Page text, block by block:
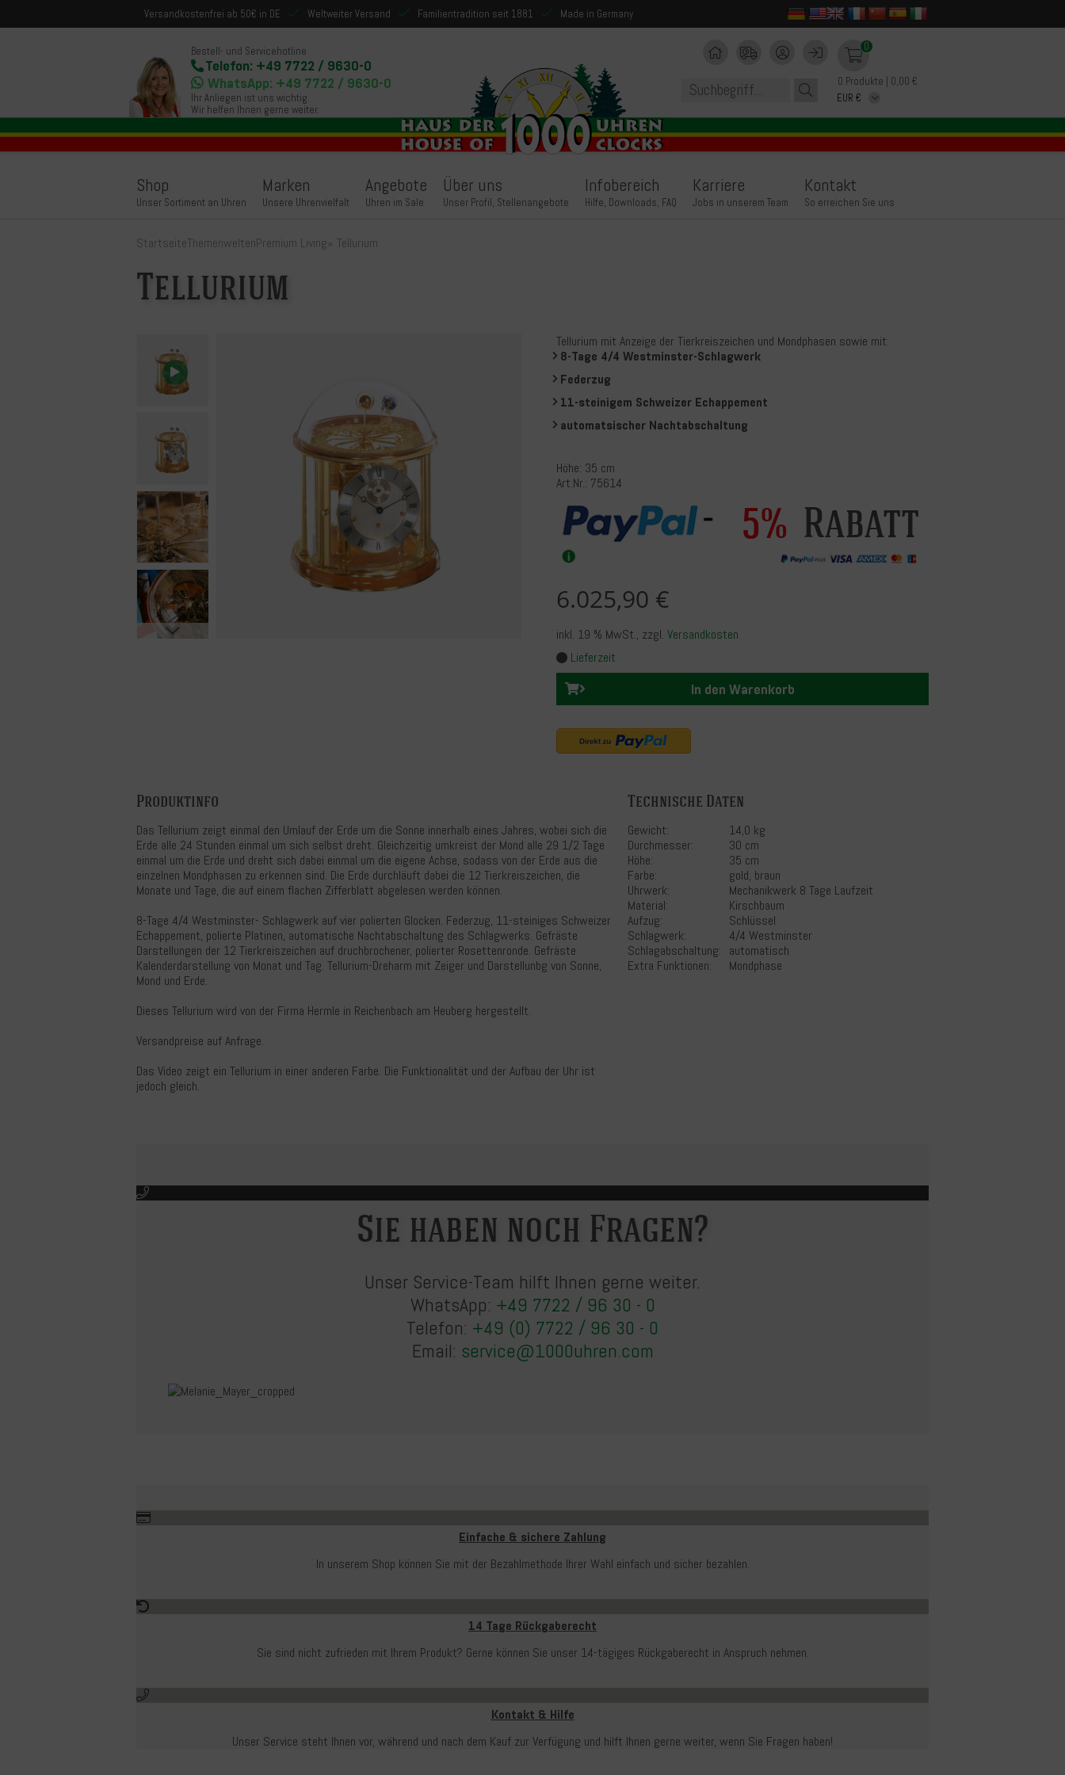
Versandkostenfrei ab 50€ in DE Weltweiter Versand Familientradition seit 1881 Made in Germany
Bestell- und Servicehotline
Telefon: +49 7722 / 9630-0
WhatsApp: +49 7722 / 9630-0
Ihr Anliegen ist uns wichtig.
Wir helfen Ihnen gerne weiter.
0
0 Produkte | 0,00 €
Shop
Unser Sortiment an Uhren
Marken
Unsere Uhrenvielfalt
Angebote
Uhren im Sale
Über uns
Unser Profil, Stellenangebote
Infobereich
Hilfe, Downloads, FAQ
Karriere
Jobs in unserem Team
Kontakt
So erreichen Sie uns
StartseiteThemenweltenPremium Living» Tellurium
Tellurium
Tellurium mit Anzeige der Tierkreiszeichen und Mondphasen sowie mit:
8-Tage 4/4 Westminster-Schlagwerk
Federzug
11-steinigem Schweizer Echappement
automatsischer Nachtabschaltung
Höhe: 35 cm
Art.Nr.: 75614
5% Rabatt
6.025,90 €
inkl. 19 % MwSt., zzgl. Versandkosten
Lieferzeit
In den Warenkorb
Produktinfo
Das Tellurium zeigt einmal den Umlauf der Erde um die Sonne innerhalb eines Jahres, wobei sich die
Erde alle 24 Stunden einmal um sich selbst dreht. Gleichzeitig umkreist der Mond alle 29 1/2 Tage
einmal um die Erde und dreht sich dabei einmal um die eigene Achse, sodass von der Erde aus die
einzelnen Mondphasen zu erkennen sind. Die Erde durchläuft dabei die 12 Tierkreiszeichen, die
Monate und Tage, die auf einem flachen Zifferblatt abgelesen werden können.
8-Tage 4/4 Westminster- Schlagwerk auf vier polierten Glocken. Federzug, 11-steiniges Schweizer
Echappement, polierte Platinen, automatische Nachtabschaltung des Schlagwerks. Gefräste
Darstellungen der 12 Tierkreiszeichen auf druchbrochener, polierter Rosettenronde. Gefräste
Kalenderdarstellung von Monat und Tag. Tellurium-Dreharm mit Zeiger und Darstellunbg von Sonne,
Mond und Erde.
Dieses Tellurium wird von der Firma Hermle in Reichenbach am Heuberg hergestellt.
Versandpreise auf Anfrage.
Das Video zeigt ein Tellurium in einer anderen Farbe. Die Funktionalität und der Aufbau der Uhr ist
jedoch gleich.
Technische Daten
Gewicht:
14,0 kg
Durchmesser:
30 cm
Höhe:
35 cm
Farbe:
gold, braun
Uhrwerk:
Mechanikwerk 8 Tage Laufzeit
Material:
Kirschbaum
Aufzug:
Schlüssel
Schlagwerk:
4/4 Westminster
Schlagabschaltung:
automatisch
Extra Funktionen:
Mondphase
Sie haben noch Fragen?
Unser Service-Team hilft Ihnen gerne weiter.
WhatsApp: +49 7722 / 96 30 - 0
Telefon: +49 (0) 7722 / 96 30 - 0
Email: service@1000uhren.com
Einfache & sichere Zahlung
In unserem Shop können Sie mit der Bezahlmethode Ihrer Wahl einfach und sicher bezahlen.
14 Tage Rückgaberecht
Sie sind nicht zufrieden mit Ihrem Produkt? Gerne können Sie unser 14-tägiges Rückgaberecht in Anspruch nehmen.
Kontakt & Hilfe
Unser Service steht Ihnen vor, während und nach dem Kauf zur Verfügung und hilft Ihnen gerne weiter, wenn Sie Fragen haben!